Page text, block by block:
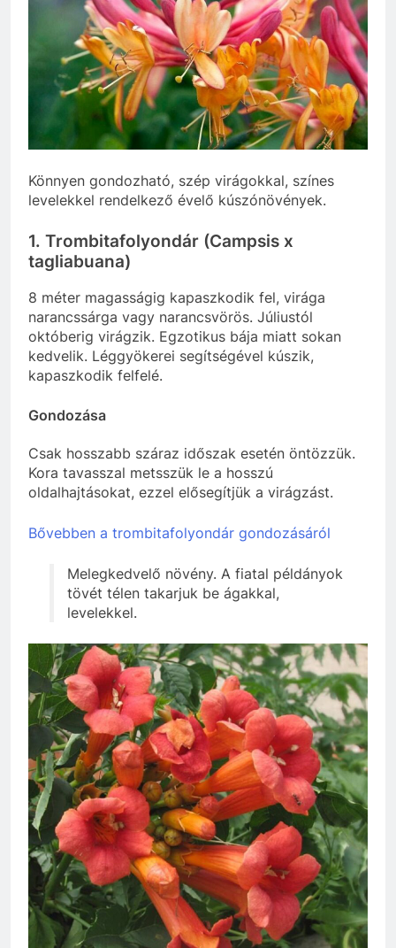
Könnyen gondozható, szép virágokkal, színes
levelekkel rendelkező évelő kúszónövények.
1. Trombitafolyondár (Campsis x
tagliabuana)
8 méter magasságig kapaszkodik fel, virága
narancssárga vagy narancsvörös. Júliustól
októberig virágzik. Egzotikus bája miatt sokan
kedvelik. Léggyökerei segítségével kúszik,
kapaszkodik felfelé.
Gondozása
Csak hosszabb száraz időszak esetén öntözzük.
Kora tavasszal metsszük le a hosszú
oldalhajtásokat, ezzel elősegítjük a virágzást.
Bővebben a trombitafolyondár gondozásáról
Melegkedvelő növény. A fiatal példányok
tövét télen takarjuk be ágakkal,
levelekkel.